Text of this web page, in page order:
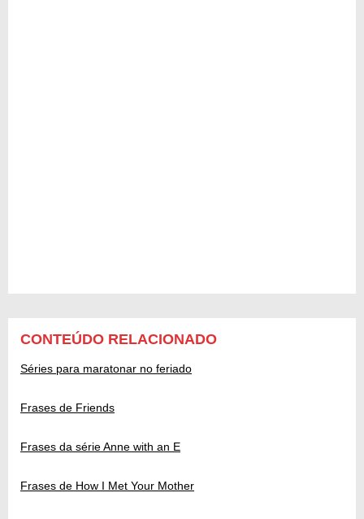
CONTEÚDO RELACIONADO
Séries para maratonar no feriado
Frases de Friends
Frases da série Anne with an E
Frases de How I Met Your Mother